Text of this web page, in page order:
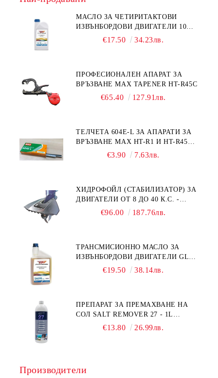
МАСЛО ЗА ЧЕТИРИТАКТОВИ
ИЗВЪНБОРДОВИ ДВИГАТЕЛИ 10W-
30 HONDA MARINE 08221-999-
€17.50 34.23лв.
ПРОФЕСИОНАЛЕН АПАРАТ ЗА
ВРЪЗВАНЕ MAX TAPENER HT-R45C
€65.40 127.91лв.
ТЕЛЧЕТА 604E-L ЗА АПАРАТИ ЗА
ВРЪЗВАНЕ MAX HT-R1 И HT-R45C
€3.90 7.63лв.
ХИДРОФОЙЛ (СТАБИЛИЗАТОР) ЗА
ДВИГАТЕЛИ ОТ 8 ДО 40 К.С. -
УНИВЕРСАЛЕН SE SPORT 200
€96.00 187.76лв.
ТРАНСМИСИОННО МАСЛО ЗА
ИЗВЪНБОРДОВИ ДВИГАТЕЛИ GL4
HONDA MARINE 08251-999-102PRO
€19.50 38.14лв.
ПРЕПАРАТ ЗА ПРЕМАХВАНЕ НА
СОЛ SALT REMOVER 27 - 1L
NAUTIC CLEAN
€13.80 26.99лв.
Производители